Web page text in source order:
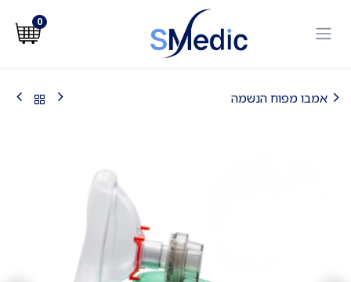
0
אמבו מפוח הנשמה